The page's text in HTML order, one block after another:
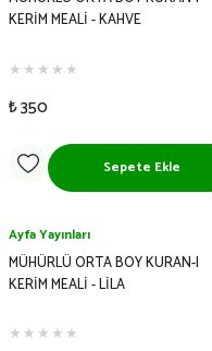
KERİM MEALİ - KAHVE
₺ 350
Sepete Ekle
Ayfa Yayınları
MÜHÜRLÜ ORTA BOY KURAN-I
KERİM MEALİ - LİLA